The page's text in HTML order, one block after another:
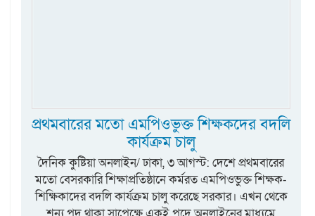
প্রথমবারের মতো এমপিওভুক্ত শিক্ষকদের বদলি
কার্যক্রম চালু
দৈনিক কুষ্টিয়া অনলাইন/ ঢাকা, ৩ আগস্ট: দেশে প্রথমবারের
মতো বেসরকারি শিক্ষাপ্রতিষ্ঠানে কর্মরত এমপিওভুক্ত শিক্ষক-
শিক্ষিকাদের বদলি কার্যক্রম চালু করেছে সরকার। এখন থেকে